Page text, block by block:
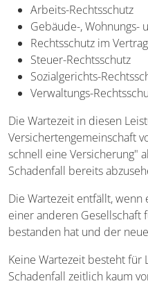
Arbeits-Rechtsschutz
Gebäude-, Wohnungs-
Rechtsschutz im
Steuer-Rechtsschutz
Sozialgerichts-
Verwaltungs-
Die Wartezeit in diesen
Versichertengemeinschaft
schnell eine Versicherung"
Schadenfall bereits
Die Wartezeit entfällt,
einer anderen Gesellschaft
bestanden hat und der
Keine Wartezeit besteht für
Schadenfall zeitlich kaum